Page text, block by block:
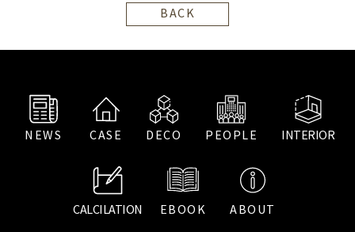
BACK
NEWS CASE DECO PEOPLE INTERIOR
CALCILATION EBOOK ABOUT